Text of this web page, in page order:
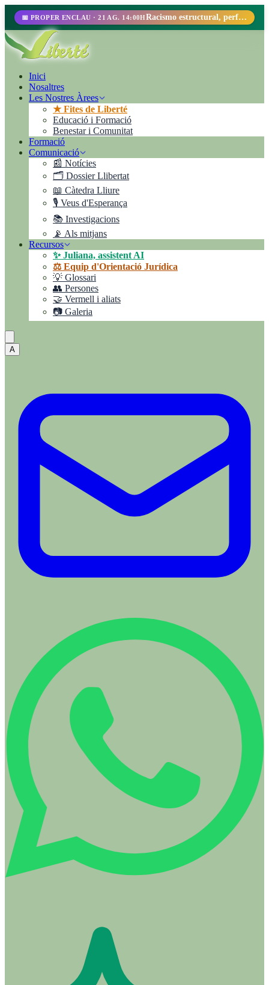
📅 PROPER ENCLAU · 21 AG. 14:00H Racismo estructural, perfilamiento racial y abolicionismo carcelario.
Inici
Nosaltres
Les Nostres Àrees
★ Fites de Liberté
Educació i Formació
Benestar i Comunitat
Formació
Comunicació
📰 Notícies
🗂️ Dossier Llibertat
📖 Càtedra Lliure
🎙️ Veus d'Esperança
📚 Investigacions
📡 Als mitjans
Recursos
✨ Juliana, assistent AI
⚖️ Equip d'Orientació Jurídica
💡 Glossari
👥 Persones
🤝 Vermell i aliats
📷 Galeria
A